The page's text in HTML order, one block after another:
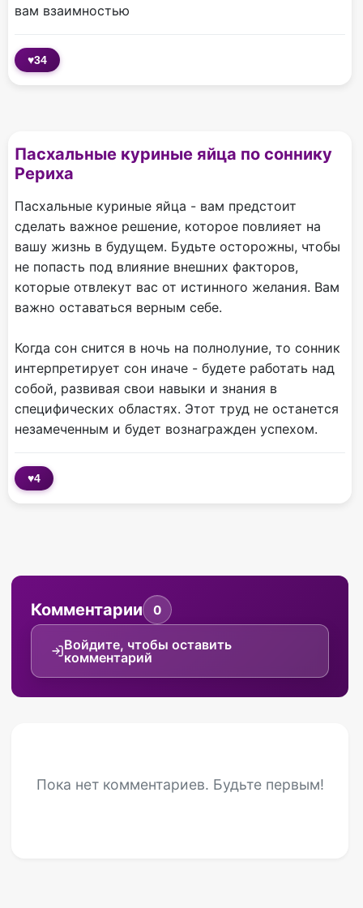
вам взаимностью
♥34
Пасхальные куриные яйца по соннику
Рериха
Пасхальные куриные яйца - вам предстоит
сделать важное решение, которое повлияет на
вашу жизнь в будущем. Будьте осторожны, чтобы
не попасть под влияние внешних факторов,
которые отвлекут вас от истинного желания. Вам
важно оставаться верным себе.
Когда сон снится в ночь на полнолуние, то сонник
интерпретирует сон иначе - будете работать над
собой, развивая свои навыки и знания в
специфических областях. Этот труд не останется
незамеченным и будет вознагражден успехом.
♥4
Комментарии 0
Войдите, чтобы оставить
комментарий
Пока нет комментариев. Будьте первым!